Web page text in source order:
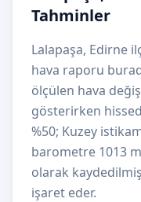
Tahminler
Lalapaşa, Edirne
hava raporu
ölçülen hava
gösterirken
%50; Kuzey
barometre 1013
olarak
işaret eder.